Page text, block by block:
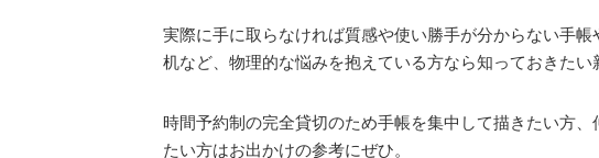
実際に手に取らなければ質感や使い勝手が分からない手
机など、物理的な悩みを抱えている方なら知っておきたい
時間予約制の完全貸切のため手帳を集中して描きたい方
たい方はお出かけの参考にぜひ。